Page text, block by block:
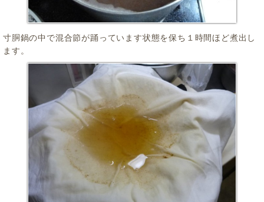
寸胴鍋の中で混合節が踊っています状態を保ち１時間ほど煮出し
ます。